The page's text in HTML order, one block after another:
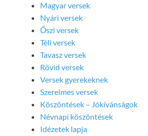
Magyar versek
Nyári versek
Őszi versek
Téli versek
Tavasz versek
Rövid versek
Versek gyerekeknek
Szerelmes versek
Köszöntések – Jókívánságok
Névnapi köszöntések
Idézetek lapja